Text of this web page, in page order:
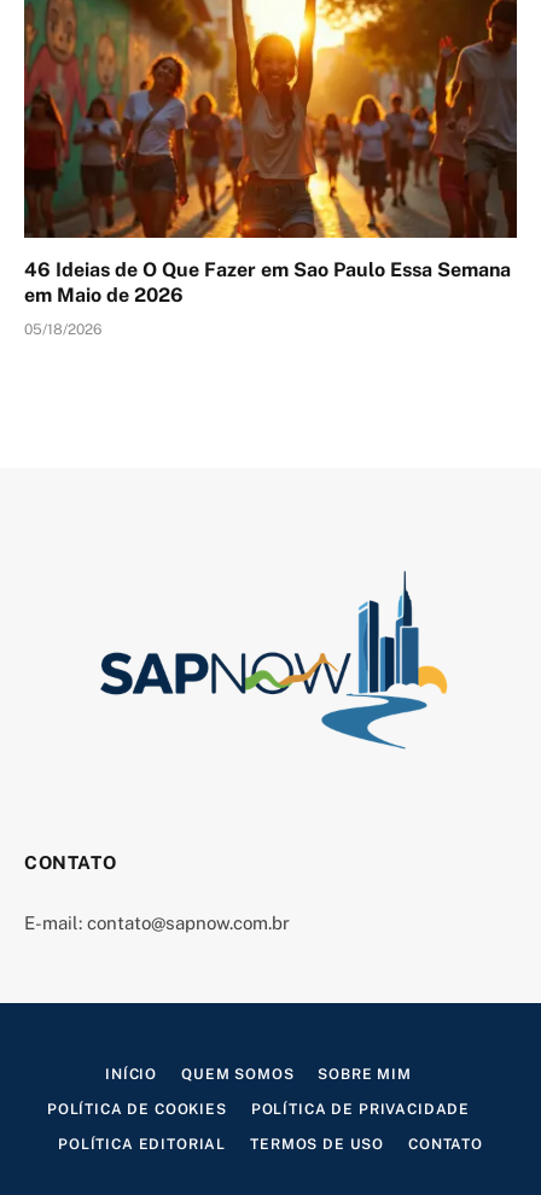
46 Ideias de O Que Fazer em Sao Paulo Essa Semana
em Maio de 2026
05/18/2026
CONTATO
E-mail: contato@sapnow.com.br
INÍCIO QUEM SOMOS SOBRE MIM
POLÍTICA DE COOKIES POLÍTICA DE PRIVACIDADE
POLÍTICA EDITORIAL TERMOS DE USO CONTATO